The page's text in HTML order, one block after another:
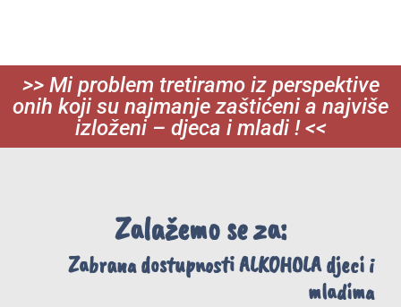
>> Mi problem tretiramo iz perspektive
onih koji su najmanje zaštićeni a najviše
izloženi – djeca i mladi ! <<
Zalažemo se za:
Zabrana dostupnosti ALKOHOLA djeci i
mladima